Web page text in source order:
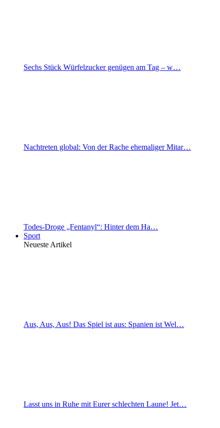
Sechs Stück Würfelzucker genügen am Tag – w…
Nachtreten global: Von der Rache ehemaliger Mitar…
Todes-Droge „Fentanyl“: Hinter dem Ha…
Sport
Neueste Artikel
Aus, Aus, Aus! Das Spiel ist aus: Spanien ist Wel…
Lasst uns in Ruhe mit Eurer schlechten Laune! Jet…